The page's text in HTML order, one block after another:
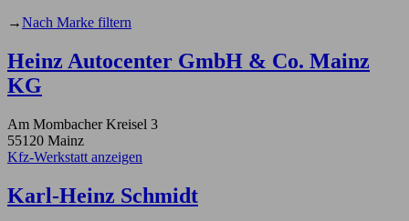
→Nach Marke filtern
Heinz Autocenter GmbH & Co. Mainz
KG
Am Mombacher Kreisel 3
55120 Mainz
Kfz-Werkstatt anzeigen
Karl-Heinz Schmidt